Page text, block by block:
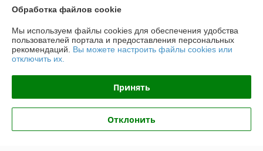
Контакты
Доставка и оплата
График работы
Политика обработки cookies
Обработка файлов cookie
Мы используем файлы cookies для обеспечения удобства
пользователей портала и предоставления персональных
рекомендаций. Вы можете настроить файлы cookies или
отключить их.
Принять
Отклонить